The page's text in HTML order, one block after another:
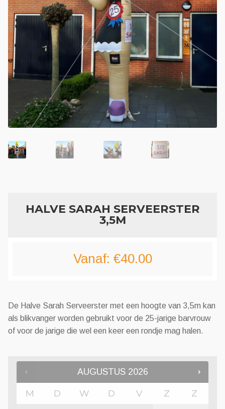
Geboortefiguren
Opblaasfiguren
Eyecatcher
Feestversiering
HALVE SARAH SERVEERSTER
3,5M
Vanaf: €40.00
De Halve Sarah Serveerster met een hoogte van 3,5m kan
als blikvanger worden gebruikt voor de 25-jarige barvrouw
of voor de jarige die wel een keer een rondje mag halen.
AUGUSTUS 2026
M D W D V Z Z